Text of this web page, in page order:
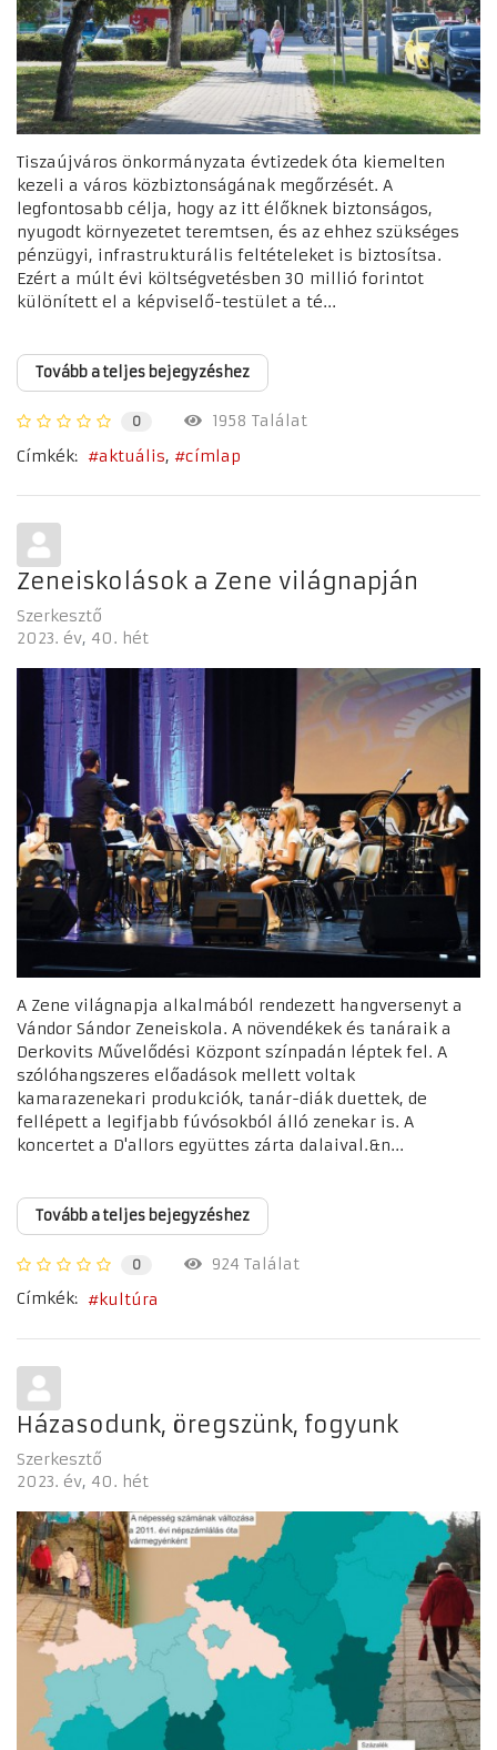
Tiszaújváros önkormányzata évtizedek óta kiemelten
kezeli a város közbiztonságának megőrzését. A
legfontosabb célja, hogy az itt élőknek biztonságos,
nyugodt környezetet teremtsen, és az ehhez szükséges
pénzügyi, infrastrukturális feltételeket is biztosítsa.
Ezért a múlt évi költségvetésben 30 millió forintot
különített el a képviselő-testület a té...
Tovább a teljes bejegyzéshez
0
1958 Találat
Címkék:
aktuális címlap
Zeneiskolások a Zene világnapján
Szerkesztő
2023. év 40. hét
A Zene világnapja alkalmából rendezett hangversenyt a
Vándor Sándor Zeneiskola. A növendékek és tanáraik a
Derkovits Művelődési Központ színpadán léptek fel. A
szólóhangszeres előadások mellett voltak
kamarazenekari produkciók, tanár-diák duettek, de
fellépett a legifjabb fúvósokból álló zenekar is. A
koncertet a D'allors együttes zárta dalaival.&n...
Tovább a teljes bejegyzéshez
0
924 Találat
Címkék:
kultúra
Házasodunk, öregszünk, fogyunk
Szerkesztő
2023. év 40. hét